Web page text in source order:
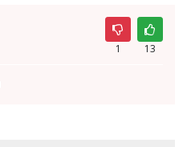
1 13